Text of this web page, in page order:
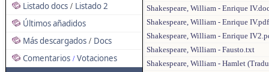
Listado docs / Listado 2
Últimos añadidos
Más descargados / Docs
Comentarios / Votaciones
Shakespeare, William - Enrique
Shakespeare, William - Enrique IV.pdf
Shakespeare, William - Enrique
Shakespeare, William - Fausto.txt
Shakespeare, William - Hamlet